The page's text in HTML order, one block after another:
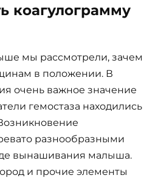
коагулограмму
мы рассмотрели, зачем
в положении. В
очень важное значение
гемостаза находились
разнообразными
вынашивания малыша.
и прочие элементы